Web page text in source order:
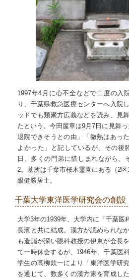
1997年4月に心不全などで二度の入
り、千葉県救急医療センターへ入院
ッドでも類聚方広義などを読み、見
たという。今田屋章は9月7日に見舞
退院できそうとの由」「微熱はあっ
よかった」と記しているが、その後
日、多くの門弟に惜しまれながら、
2。墓所は千葉市桜木霊園にある（2
眼健勝居士。
千葉大学東洋医学研究会の創設
大学3年の1939年、大学内に「千葉医
長濱と共に結成。漢方が認められな
も造詣が深い眼科教授の伊東が会長
て一時休会するが、1946年、千葉医
学生の高柳欽一により「東洋医学研
を通じて、数多くの漢方家を育成し